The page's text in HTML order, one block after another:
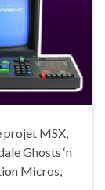
projet MSX,
Ghosts ‘n
Micros,